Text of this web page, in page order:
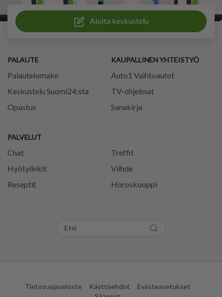
Aloita keskustelu
PALAUTE
Palautelomake
Keskustelu Suomi24:sta
Opastus
PALVELUT
Chat
Treffit
Hyötylinkit
Viihde
Reseptit
Horoskooppi
KAUPALLINEN YHTEISTYÖ
Auto1 Vaihtoautot
TV-ohjelmat
Sanakirja
Tietosuojaseloste Käyttöehdot
Evästeasetukset